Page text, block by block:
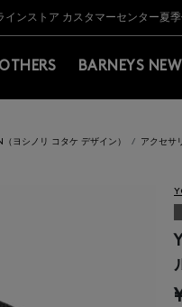
＞会員のお客様は11,000円
【夏季休業に伴う出荷一時停
インストア カスタマーセンター夏
夏季休業に伴う返品・交換承り一
熊本県を中心とした地震の影響に
【開催中】SUMMER SALE
＞会員のお客様は11,000円
【夏季休業に伴う出荷一時停
BARNEYS
（ヨシノリ コタケ デザイン） アクセサ